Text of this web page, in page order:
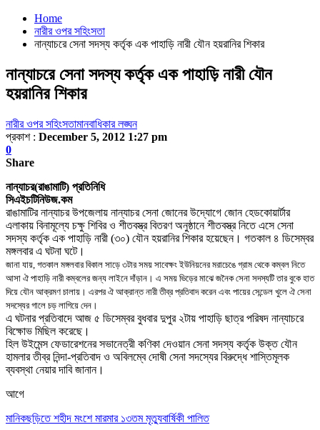
Home
নারীর ওপর সহিংসতা
নান্যাচরে সেনা সদস্য কর্তৃক এক পাহাড়ি নারী যৌন হয়রানির শিকার
নান্যাচরে সেনা সদস্য কর্তৃক এক পাহাড়ি নারী যৌন
হয়রানির শিকার
নারীর ওপর সহিংসতামানবাধিকার লঙ্ঘন
প্রকাশ : December 5, 2012 1:27 pm
0
Share
নান্যাচর(রাঙামাটি) প্রতিনিধি
সিএইচটিনিউজ.কম
রাঙামাটির নান্যাচর উপজেলায় নান্যাচর সেনা জোনের উদ্যোগে জোন হেডকোয়ার্টার
এলাকায় বিনামূল্যে চক্ষু শিবির ও শীতবস্ত্র বিতরণ অনুষ্ঠানে শীতবস্ত্র নিতে এসে সেনা
সদস্য কর্তৃক এক পাহাড়ি নারী (৩০) যৌন হয়রানির শিকার হয়েছেন। গতকাল ৪ ডিসেম্বর
মঙ্গলবার এ ঘটনা ঘটে।
জানা যায় গতকাল মঙ্গলবার বিকাল সাড়ে ৩টার সময় সাবেক্ষং ইউনিয়নের মরাচেঙে গ্রাম থেকে কম্বল নিতে
আসা ঐ পাহাড়ি নারী কম্বলের জন্য লাইনে দাঁড়ান । এ সময় ভিড়ের মাঝে জনৈক সেনা সদস্যটি তার বুকে হাত
দিয়ে যৌন আক্রমণ চালায় । এরপর ঐ আক্রান্ত নারী তীব্র প্রতিবাদ করেন এবং পায়ের সেন্ডেল খুলে ঐ সেনা
সদস্যের গালে চড় লাগিয়ে দেন ।
এ ঘটনার প্রতিবাদে আজ ৫ ডিসেম্বর বুধবার দুপুর ২টায় পাহাড়ি ছাত্র পরিষদ নান্যাচরে
বিক্ষোভ মিছিল করেছে।
হিল উইমেন্স ফেডারেশনের সভানেত্রী কণিকা দেওয়ান সেনা সদস্য কর্তৃক উক্ত যৌন
হামলার তীব্র নিন্দা-প্রতিবাদ ও অবিলম্বে দোষী সেনা সদস্যের বিরুদ্ধে শাস্তিমূলক
ব্যবস্থা নেয়ার দাবি জানান।
আগে
মানিকছড়িতে শহীদ মংশে মারমার ১৩তম মৃত্যুবার্ষিকী পালিত